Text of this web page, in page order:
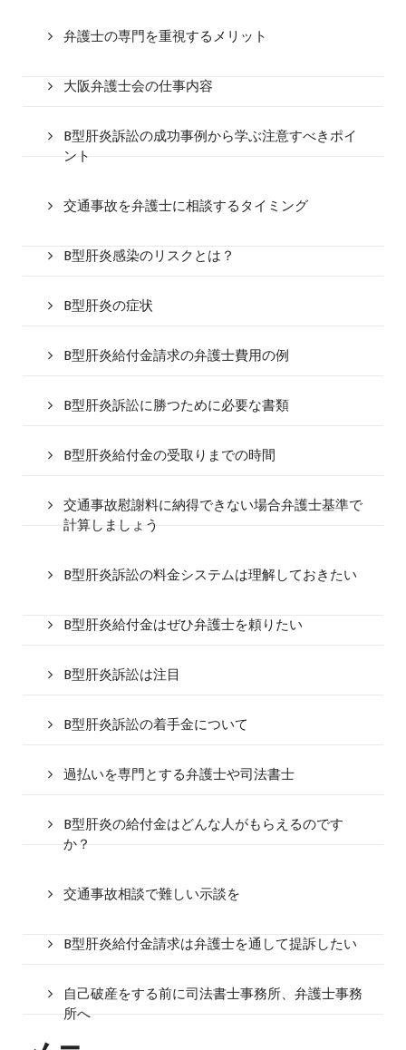
弁護士の専門を重視するメリット
大阪弁護士会の仕事内容
B型肝炎訴訟の成功事例から学ぶ注意すべきポイ
ント
交通事故を弁護士に相談するタイミング
B型肝炎感染のリスクとは？
B型肝炎の症状
B型肝炎給付金請求の弁護士費用の例
B型肝炎訴訟に勝つために必要な書類
B型肝炎給付金の受取りまでの時間
交通事故慰謝料に納得できない場合弁護士基準で
計算しましょう
B型肝炎訴訟の料金システムは理解しておきたい
B型肝炎給付金はぜひ弁護士を頼りたい
B型肝炎訴訟は注目
B型肝炎訴訟の着手金について
過払いを専門とする弁護士や司法書士
B型肝炎の給付金はどんな人がもらえるのです
か？
交通事故相談で難しい示談を
B型肝炎給付金請求は弁護士を通して提訴したい
自己破産をする前に司法書士事務所、弁護士事務
所へ